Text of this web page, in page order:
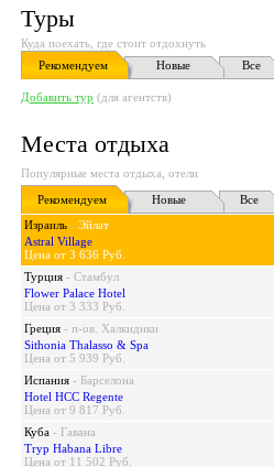
Туры
Куда поехать, где стоит отдохнуть
Рекомендуем
Новые Все
Добавить тур (для агентств)
Места отдыха
Популярные места отдыха, отели
Рекомендуем
Новые
Все
Израиль - Эйлат
Astral Village
Цена от 3 636 Руб.
Турция - Стамбул
Flower Palace Hotel
Цена от 3 333 Руб.
Греция - п-ов. Халкидики
Sithonia Thalasso & Spa
Цена от 5 939 Руб.
Испания - Барселона
Hotel HCC Regente
Цена от 9 817 Руб.
Куба - Гавана
Tryp Habana Libre
Цена от 11 502 Руб.